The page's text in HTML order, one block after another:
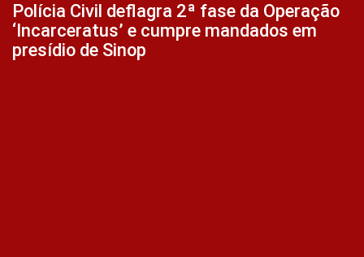
Polícia Civil deflagra 2ª fase da Operação
‘Incarceratus’ e cumpre mandados em
presídio de Sinop